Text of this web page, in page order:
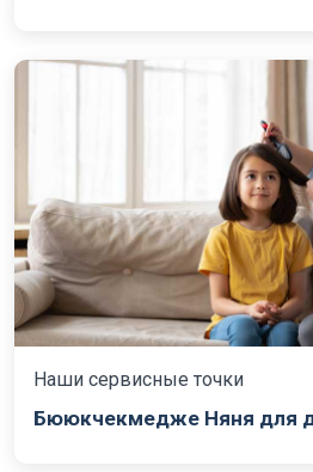
Наши сервисные точки
Бююкчекмедже Няня для